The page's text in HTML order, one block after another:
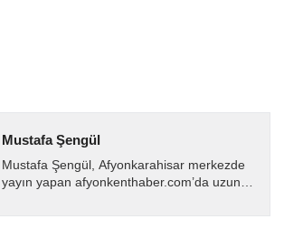
Mustafa Şengül
Mustafa Şengül, Afyonkarahisar merkezde
yayın yapan afyonkenthaber.com’da uzun
almakta, haber akışı...